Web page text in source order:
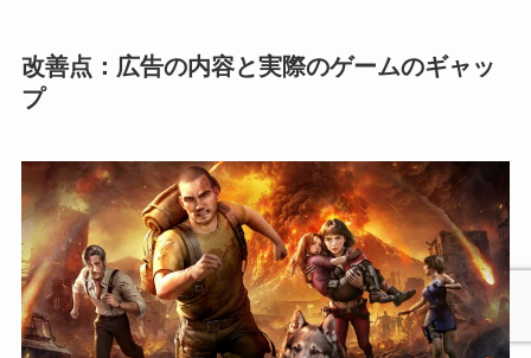
改善点：広告の内容と実際のゲームのギャッ
プ